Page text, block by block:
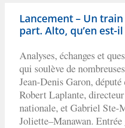
Lancement – Un
part. Alto, qu’en est-
Analyses, échanges et
qui soulève de
Jean-Denis Garon,
Robert Laplante,
nationale, et Gabriel Ste-
Joliette–Manawan.